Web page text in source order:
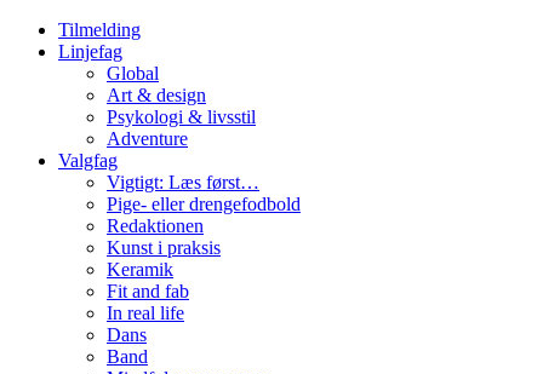
Tilmelding
Linjefag
Global
Art & design
Psykologi & livsstil
Adventure
Valgfag
Vigtigt: Læs først…
Pige- eller drengefodbold
Redaktionen
Kunst i praksis
Keramik
Fit and fab
In real life
Dans
Band